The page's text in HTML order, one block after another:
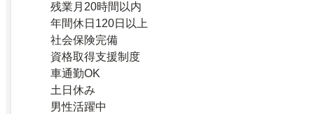
残業月20時間以内
年間休日120日以上
社会保険完備
資格取得支援制度
車通勤OK
土日休み
男性活躍中